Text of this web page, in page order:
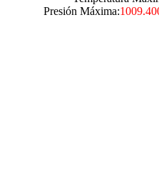
Presión Máxima: